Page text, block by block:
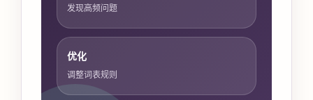
发现高频问题
优化
调整词表规则